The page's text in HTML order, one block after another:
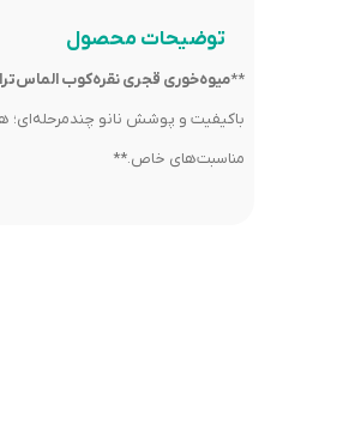
توضیحات محصول
**میوه‌خوری قجری نقره‌کوب
باکیفیت و پوشش نانو چندمرحله‌ای؛
مناسبت‌های خاص.**